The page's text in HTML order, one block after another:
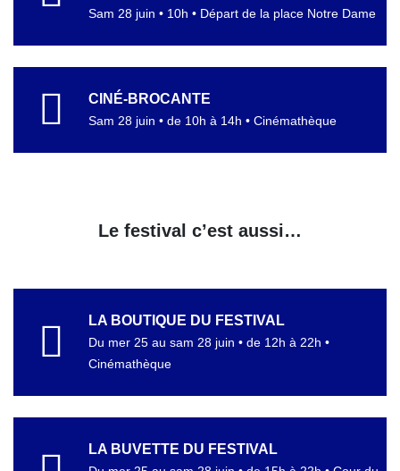
Sam 28 juin • 10h • Départ de la place Notre Dame
CINÉ-BROCANTE
Sam 28 juin • de 10h à 14h • Cinémathèque
Le festival c’est aussi…
LA BOUTIQUE DU FESTIVAL
Du mer 25 au sam 28 juin • de 12h à 22h •
Cinémathèque
LA BUVETTE DU FESTIVAL